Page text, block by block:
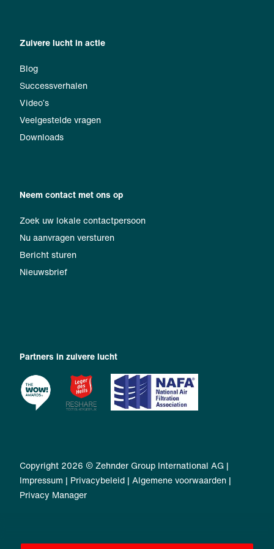
Zuivere lucht in actie
Blog
Successverhalen
Video’s
Veelgestelde vragen
Downloads
Neem contact met ons op
Zoek uw lokale contactpersoon
Nu aanvragen versturen
Bericht sturen
Nieuwsbrief
Partners in zuivere lucht
Copyright 2026 © Zehnder Group International AG |
Impressum | Privacybeleid | Algemene voorwaarden |
Privacy Manager